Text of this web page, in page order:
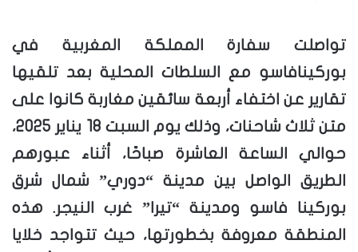
تواصلت سفارة المملكة المغربية في
بوركينافاسو مع السلطات المحلية بعد تلقيها
تقارير عن اختفاء أربعة سائقين مغاربة كانوا على
متن ثلاث شاحنات، وذلك يوم السبت 18 يناير 2025،
حوالي الساعة العاشرة صباحًا، أثناء عبورهم
الطريق الواصل بين مدينة “دوري” شمال شرق
بوركينا فاسو ومدينة “تيرا” غرب النيجر. هذه
المنطقة معروفة بخطورتها، حيث تتواجد خلايا